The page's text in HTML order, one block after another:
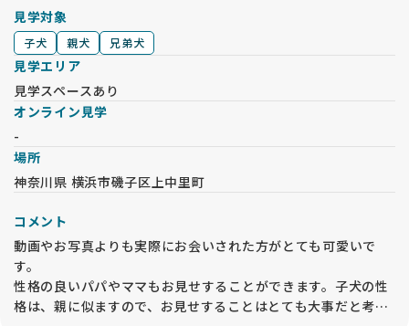
見学対象
子犬 親犬 兄弟犬
見学エリア
見学スペースあり
オンライン見学
-
場所
神奈川県 横浜市磯子区上中里町
コメント
動画やお写真よりも実際にお会いされた方がとても可愛いで
す。
性格の良いパパやママもお見せすることができます。子犬の性
格は、親に似ますので、お見せすることはとても大事だと考え